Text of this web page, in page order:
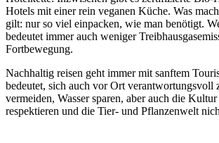
Hotels mit einer rein veganen Küche. Was
gilt: nur so viel einpacken, wie man benötigt.
bedeutet immer auch weniger
Fortbewegung.
Nachhaltig reisen geht immer mit sanftem
bedeutet, sich auch vor Ort verantwortungsvoll
vermeiden, Wasser sparen, aber auch die
respektieren und die Tier- und Pflanzenwelt